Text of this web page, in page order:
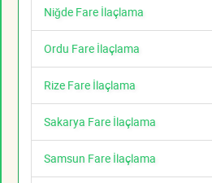
Niğde Fare İlaçlama
Ordu Fare İlaçlama
Rize Fare İlaçlama
Sakarya Fare İlaçlama
Samsun Fare İlaçlama